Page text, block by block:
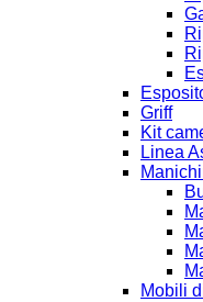
Griff
Kit
Linea
Mobili